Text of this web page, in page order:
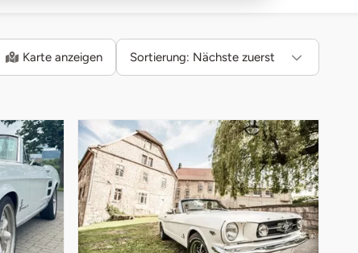
Karte anzeigen Sortierung: Nächste zuerst